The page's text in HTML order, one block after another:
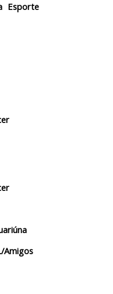
Esporte
Amigos